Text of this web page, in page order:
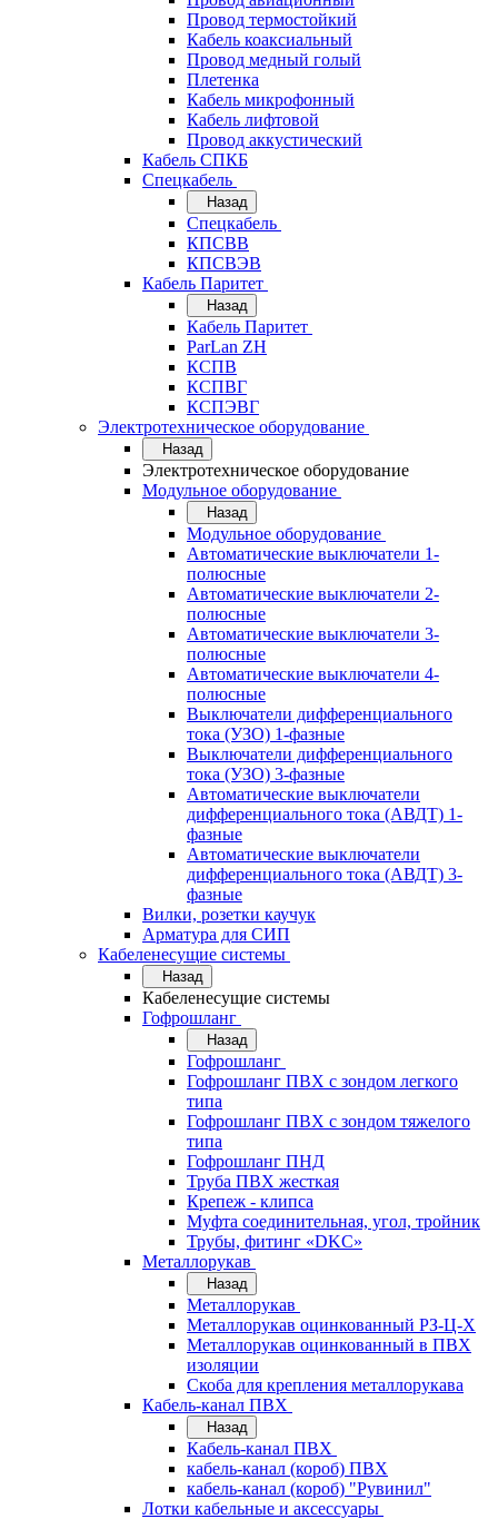
Провод термостойкий
Кабель коаксиальный
Провод медный голый
Плетенка
Кабель микрофонный
Кабель лифтовой
Провод аккустический
Кабель СПКБ
Спецкабель
Назад
Спецкабель
КПСВВ
КПСВЭВ
Кабель Паритет
Назад
Кабель Паритет
ParLan ZH
КСПВ
КСПВГ
КСПЭВГ
Электротехническое оборудование
Назад
Электротехническое оборудование
Модульное оборудование
Назад
Модульное оборудование
Автоматические выключатели 1-
полюсные
Автоматические выключатели 2-
полюсные
Автоматические выключатели 3-
полюсные
Автоматические выключатели 4-
полюсные
Выключатели дифференциального
тока (УЗО) 1-фазные
Выключатели дифференциального
тока (УЗО) 3-фазные
Автоматические выключатели
дифференциального тока (АВДТ) 1-
фазные
Автоматические выключатели
дифференциального тока (АВДТ) 3-
фазные
Вилки, розетки каучук
Арматура для СИП
Кабеленесущие системы
Назад
Кабеленесущие системы
Гофрошланг
Назад
Гофрошланг
Гофрошланг ПВХ с зондом легкого
типа
Гофрошланг ПВХ с зондом тяжелого
типа
Гофрошланг ПНД
Труба ПВХ жесткая
Крепеж - клипса
Муфта соединительная, угол, тройник
Трубы, фитинг «DKC»
Металлорукав
Назад
Металлорукав
Металлорукав оцинкованный РЗ-Ц-Х
Металлорукав оцинкованный в ПВХ
изоляции
Скоба для крепления металлорукава
Кабель-канал ПВХ
Назад
Кабель-канал ПВХ
кабель-канал (короб) ПВХ
кабель-канал (короб) "Рувинил"
Лотки кабельные и аксессуары